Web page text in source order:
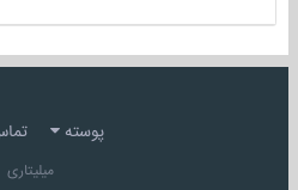
پوسته تماس
میلیتاری